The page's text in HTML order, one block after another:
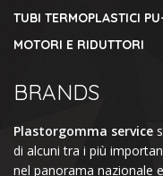
TUBI TERMOPLASTICI
MOTORI E RIDUTTORI
BRANDS
Plastorgomma service
di alcuni tra i più
nel panorama nazionale